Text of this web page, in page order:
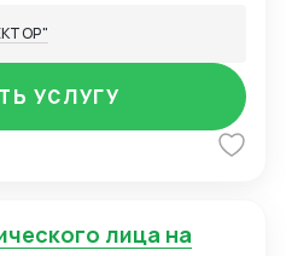
УСЛУГУ